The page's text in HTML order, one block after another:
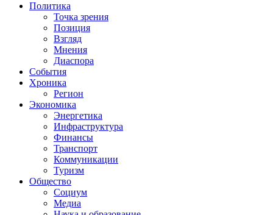
Политика
Точка зрения
Позиция
Взгляд
Мнения
Диаспора
События
Хроника
Регион
Экономика
Энергетика
Инфраструктура
Финансы
Транспорт
Коммуникации
Туризм
Общество
Социум
Медиа